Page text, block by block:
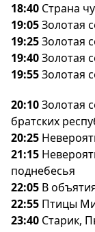
18:40 Страна
19:05Золотая
19:25Золотая
19:40Золотая
19:55Золотая
20:10Золотая
ратских
20:25
21:15
поднебесья
22:05
22:55 Птицы
23:40 Старик,